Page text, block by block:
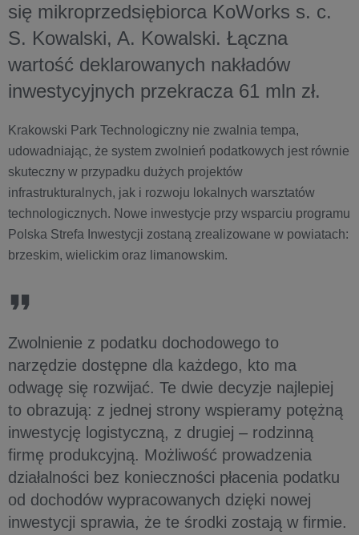
się mikroprzedsiębiorca KoWorks s. c.
S. Kowalski, A. Kowalski. Łączna
wartość deklarowanych nakładów
inwestycyjnych przekracza 61 mln zł.
Krakowski Park Technologiczny nie zwalnia tempa,
udowadniając, że system zwolnień podatkowych jest równie
skuteczny w przypadku dużych projektów
infrastrukturalnych, jak i rozwoju lokalnych warsztatów
technologicznych. Nowe inwestycje przy wsparciu programu
Polska Strefa Inwestycji zostaną zrealizowane w powiatach:
brzeskim, wielickim oraz limanowskim.
Zwolnienie z podatku dochodowego to
narzędzie dostępne dla każdego, kto ma
odwagę się rozwijać. Te dwie decyzje najlepiej
to obrazują: z jednej strony wspieramy potężną
inwestycję logistyczną, z drugiej – rodzinną
firmę produkcyjną. Możliwość prowadzenia
działalności bez konieczności płacenia podatku
od dochodów wypracowanych dzięki nowej
inwestycji sprawia, że te środki zostają w firmie.